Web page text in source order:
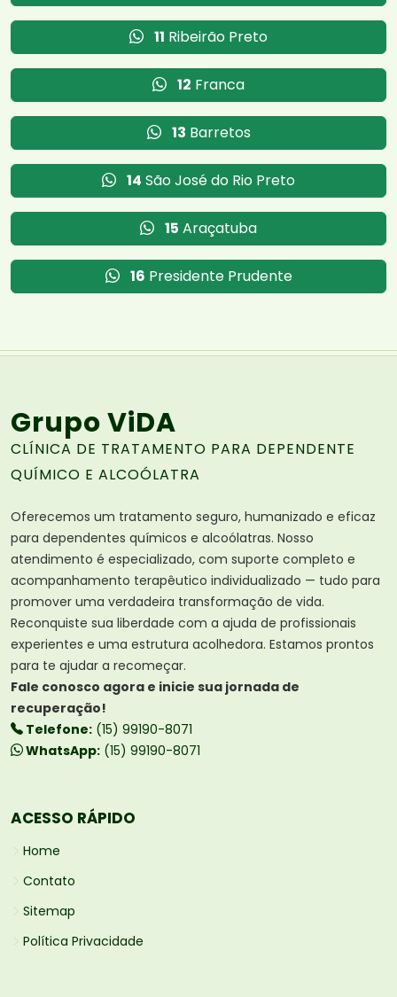
11 Ribeirão Preto
12 Franca
13 Barretos
14 São José do Rio Preto
15 Araçatuba
16 Presidente Prudente
Grupo ViDA
CLÍNICA DE TRATAMENTO PARA DEPENDENTE
QUÍMICO E ALCOÓLATRA
Oferecemos um tratamento seguro, humanizado e eficaz
para dependentes químicos e alcoólatras. Nosso
atendimento é especializado, com suporte completo e
acompanhamento terapêutico individualizado — tudo para
promover uma verdadeira transformação de vida.
Reconquiste sua liberdade com a ajuda de profissionais
experientes e uma estrutura acolhedora. Estamos prontos
para te ajudar a recomeçar.
Fale conosco agora e inicie sua jornada de
recuperação!
Telefone: (15) 99190-8071
WhatsApp: (15) 99190-8071
ACESSO RÁPIDO
Home
Contato
Sitemap
Política Privacidade